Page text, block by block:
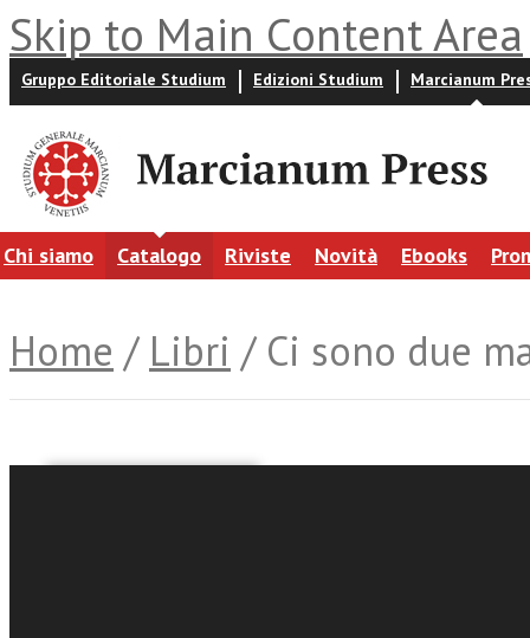
Skip to Main Content Area
Gruppo Editoriale Studium Edizioni Studium Marcianum
Chi siamo Catalogo Riviste Novità Ebooks
Home / Libri / Ci sono due